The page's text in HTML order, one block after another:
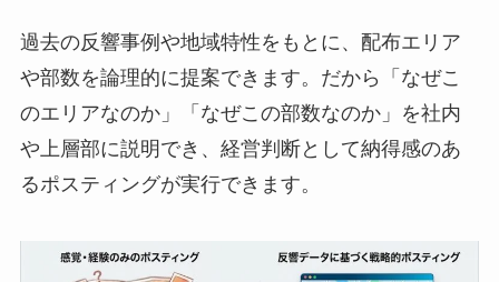
過去の反響事例や地域特性をもとに、配布エリア
や部数を論理的に提案できます。だから「なぜこ
のエリアなのか」「なぜこの部数なのか」を社内
や上層部に説明でき、経営判断として納得感のあ
るポスティングが実行できます。